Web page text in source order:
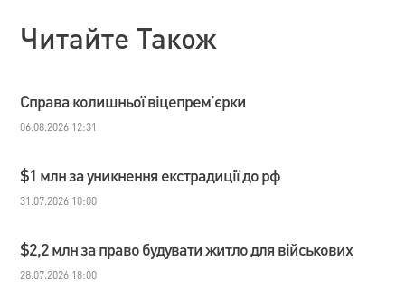
Читайте Також
Справа колишньої віцепрем’єрки
06.08.2026 12:31
$1 млн за уникнення екстрадиції до рф
31.07.2026 10:00
$2,2 млн за право будувати житло для військових
28.07.2026 18:00